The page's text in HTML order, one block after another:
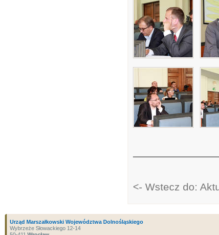
<- Wstecz do:
Urząd Marszałkowski Województwa Dolnośląskiego
Wybrzeże Słowackiego 12-14